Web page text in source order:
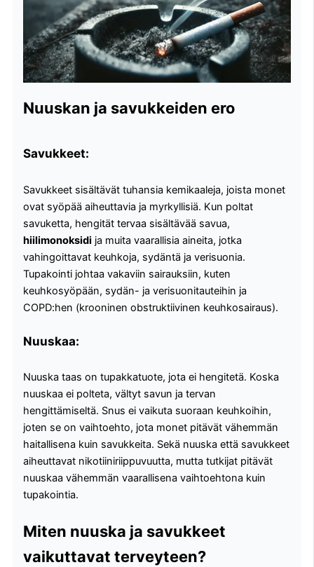
Nuuskan ja savukkeiden ero
Savukkeet:
Savukkeet sisältävät tuhansia kemikaaleja, joista monet
ovat syöpää aiheuttavia ja myrkyllisiä. Kun poltat
savuketta, hengität tervaa sisältävää savua,
hiilimonoksidi ja muita vaarallisia aineita, jotka
vahingoittavat keuhkoja, sydäntä ja verisuonia.
Tupakointi johtaa vakaviin sairauksiin, kuten
keuhkosyöpään, sydän- ja verisuonitauteihin ja
COPD:hen (krooninen obstruktiivinen keuhkosairaus).
Nuuskaa:
Nuuska taas on tupakkatuote, jota ei hengitetä. Koska
nuuskaa ei polteta, vältyt savun ja tervan
hengittämiseltä. Snus ei vaikuta suoraan keuhkoihin,
joten se on vaihtoehto, jota monet pitävät vähemmän
haitallisena kuin savukkeita. Sekä nuuska että savukkeet
aiheuttavat nikotiiniriippuvuutta, mutta tutkijat pitävät
nuuskaa vähemmän vaarallisena vaihtoehtona kuin
tupakointia.
Miten nuuska ja savukkeet
vaikuttavat terveyteen?